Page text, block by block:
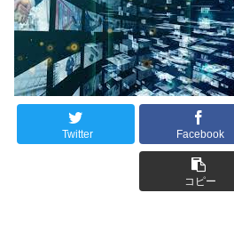
Twitter Facebook
コピー